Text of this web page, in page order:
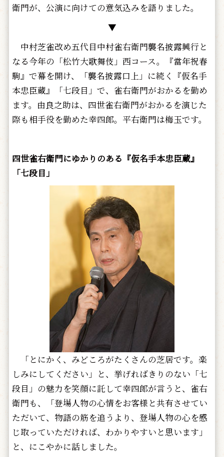
衛門が、公演に向けての意気込みを語りました。
▼
中村芝雀改め五代目中村雀右衛門襲名披露興行と
なる今年の「松竹大歌舞伎」西コース。『當年祝春
駒』で幕を開け、「襲名披露口上」に続く『仮名手
本忠臣蔵』「七段目」で、雀右衛門がおかるを勤め
ます。由良之助は、四世雀右衛門がおかるを演じた
際も相手役を勤めた幸四郎。平右衛門は梅玉です。
四世雀右衛門にゆかりのある『仮名手本忠臣蔵』
「七段目」
「とにかく、みどころがたくさんの芝居です。楽
しみにしてください」と、挙げればきりのない「七
段目」の魅力を笑顔に託して幸四郎が言うと、雀右
衛門も、「登場人物の心情をお客様と共有させてい
ただいて、物語の筋を追うより、登場人物の心を感
じ取っていただければ、わかりやすいと思います」
と、にこやかに話しました。